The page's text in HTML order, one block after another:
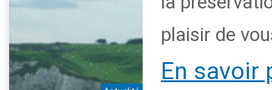
plaisir de
En savoir